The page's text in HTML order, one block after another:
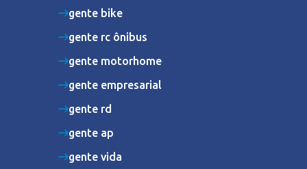
gente bike
gente rc ônibus
gente motorhome
gente empresarial
gente rd
gente ap
gente vida